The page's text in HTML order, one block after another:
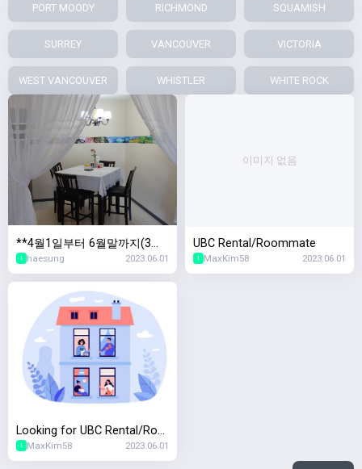
PORT MOODY RICHMOND SQUAMISH
SURREY VANCOUVER VICTORIA
WEST VANCOUVER WHISTLER WHITE ROCK
**4월1일부터 6월말까지(3개
월) Coquitlm 에 위치한 모든
살림살이 갖춰진 원 룸 아파트
전체 임대합니다. (1.500불) **
1 haesung 2023.06.01
이미지 없음
UBC Rental/Roommate
1 MaxKim58 2023.06.01
Looking for UBC Rental/Roo
mmate
1 MaxKim58 2023.06.01